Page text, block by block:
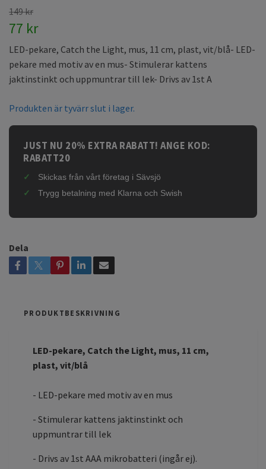
149 kr
77 kr
LED-pekare, Catch the Light, mus, 11 cm, plast, vit/blå- LED-
pekare med motiv av en mus- Stimulerar kattens
jaktinstinkt och uppmuntrar till lek- Drivs av 1st A
Produkten är tyvärr slut i lager.
JUST NU 20% EXTRA RABATT! ANGE KOD:
RABATT20
Skickas från vårt företag i Sävsjö
Trygg betalning med Klarna och Swish
Dela
PRODUKTBESKRIVNING
LED-pekare, Catch the Light, mus, 11 cm,
plast, vit/blå
- LED-pekare med motiv av en mus
- Stimulerar kattens jaktinstinkt och
uppmuntrar till lek
- Drivs av 1st AAA mikrobatteri (ingår ej).